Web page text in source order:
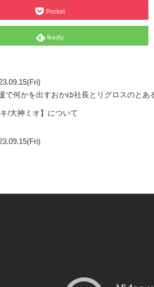
Pocket
feedly
で何かを出すおかゆ社長とリグロスのと
/大神ミオ】について